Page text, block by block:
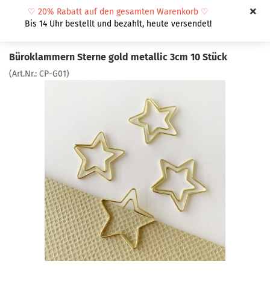
♡ 20% Rabatt auf den gesamten Warenkorb ♡
Bis 14 Uhr bestellt und bezahlt, heute versendet!
Büroklammern Sterne gold metallic 3cm 10 Stück
(Art.Nr.: CP-G01)